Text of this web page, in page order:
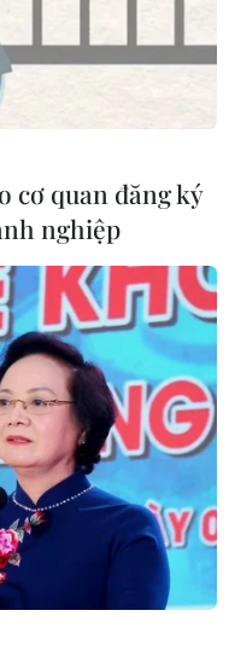
8
khỏi
cơ quan đăng ký
nghiệp